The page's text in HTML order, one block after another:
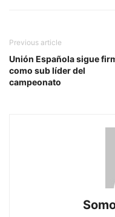
Previous article
Unión Española sigue
como sub líder del
campeonato